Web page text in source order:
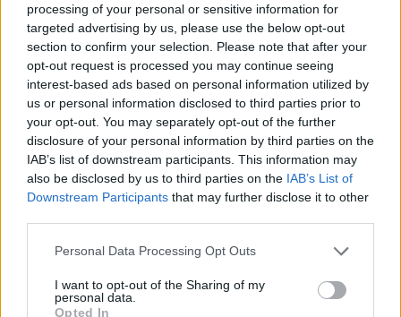
processing of your personal or sensitive information for
targeted advertising by us, please use the below opt-out
section to confirm your selection. Please note that after your
opt-out request is processed you may continue seeing
interest-based ads based on personal information utilized by
us or personal information disclosed to third parties prior to
your opt-out. You may separately opt-out of the further
disclosure of your personal information by third parties on the
IAB’s list of downstream participants. This information may
also be disclosed by us to third parties on the IAB’s List of
Downstream Participants that may further disclose it to other
Please note that this website/app uses one or more Google
not limited to your visit or usage behaviour. You may click to
grant or deny consent to Google and its third-party tags to
Personal Data Processing Opt Outs
I want to opt-out of the Sharing of my
personal data.
Opted In
kezdetben felszínes szakember mélybe való
leásását.
Victor, a Themiszt üzemeltető gazdasági társaság
vezérigazgatója szintén nyomozásba kezd, mert úgy
érzi, nem tud mindent arról, ami a cégénél történik.
Hogy ez mennyire így van, maga sem gondolja. Mert
ki is feltételezné a konglomerátum első embereként,
hogy létezhetnek a társaságnak olyan elhallgatni
valói, amelyektől még őt is óvják?
Jarred, a meghasonlott zsoldos, aki jó pénzért végzi
dolgát Victor társaságának, egészen addig, amíg a
érintetté nem teszi őt az eseményekben. Vajon mihez
fog kezdeni, amikor ez bekövetkezik?